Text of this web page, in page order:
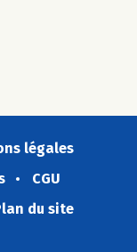
légales
CGU
du site